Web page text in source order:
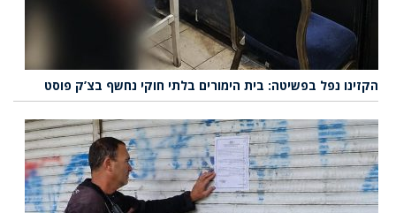
הקזינו נפל בפשיטה: בית הימורים בלתי חוקי נחשף בצ’ק פוסט